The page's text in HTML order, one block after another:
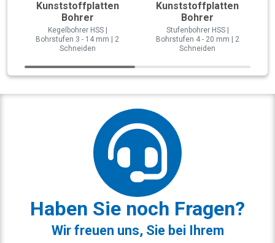
Kunststoffplatten
Bohrer
Kegelbohrer HSS |
Bohrstufen 3 - 14 mm | 2
Schneiden
Kunststoffplatten
Bohrer
Stufenbohrer HSS |
Bohrstufen 4 - 20 mm | 2
Schneiden
Haben Sie noch Fragen?
Wir freuen uns, Sie bei Ihrem